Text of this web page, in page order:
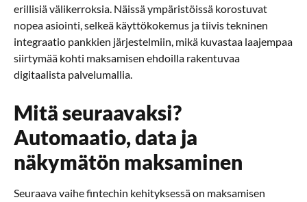
erillisiä välikerroksia. Näissä ympäristöissä korostuvat
nopea asiointi, selkeä käyttökokemus ja tiivis tekninen
integraatio pankkien järjestelmiin, mikä kuvastaa laajempaa
siirtymää kohti maksamisen ehdoilla rakentuvaa
digitaalista palvelumallia.
Mitä seuraavaksi?
Automaatio, data ja
näkymätön maksaminen
Seuraava vaihe fintechin kehityksessä on maksamisen